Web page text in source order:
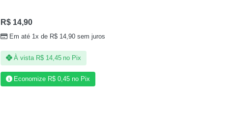
R$14,90
Em até 1x de R$ 14,90 sem juros
À vista R$14,45 no Pix
Economize R$ 0,45 no Pix